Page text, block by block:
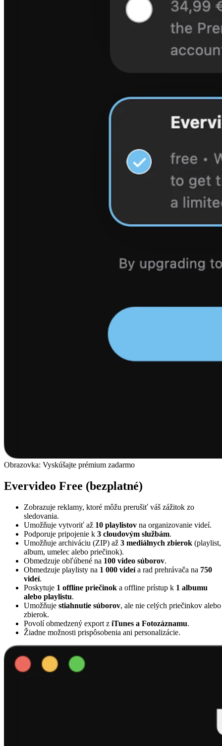
Obrazovka: Vyskúšajte prémium zadarmo
Evervideo Free (bezplatné)
Zobrazuje reklamy, ktoré môžu prerušiť váš zážitok zo
sledovania.
Umožňuje vytvoriť až 10 playlistov na organizovanie videí.
Podporuje pripojenie k 3 cloudovým službám.
Umožňuje archiváciu (ZIP) až 3 mediálnych zbierok (playlist,
album, umelec alebo priečinok).
Obmedzuje obľúbené na 100 video súborov.
Obmedzuje playlisty na 1 000 videía rad prehrávača na 750
videí.
Poskytuje 1 offline priečinok a offline prístup k 1 albumu
alebo playlistu.
Umožňuje stiahnutie súborov, ale nie celých priečinkov alebo
zbierok.
Povolí obmedzený export z iTunes a Fotozáznamu.
Žiadne možnosti prispôsobenia ani personalizácie.